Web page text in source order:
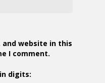
and website in this
I comment.
digits: